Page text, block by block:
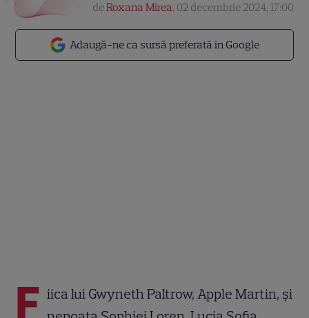
Adaugă-ne ca sursă preferată în Google
deRoxana Mirea, 02 decembrie 2024, 17:00
F iica lui Gwyneth Paltrow, Apple Martin, și